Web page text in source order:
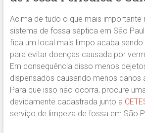
Acima de tudo o que mais
sistema de fossa séptica em São
fica um local mais limpo acaba
para evitar doenças causada por
Em consequência disso menos
dispensados causando menos danos
Para que isso não ocorra, procure
devidamente cadastrada junto a
serviço de limpeza de fossa em São